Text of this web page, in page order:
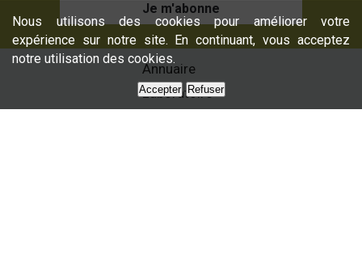
Je m'abonne
Annuaire
Laboratoire
Nous utilisons des cookies pour améliorer votre
expérience sur notre site. En continuant, vous acceptez
notre utilisation des cookies.
Accepter Refuser